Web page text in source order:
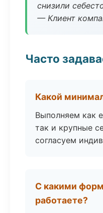
снизили
— Клиент
Часто
Какой
Выполняем как
так и крупные
согласуем
С какими
работаете?